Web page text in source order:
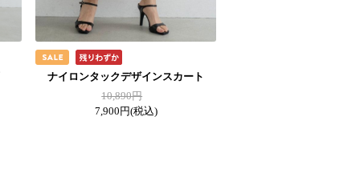
ナイロンタックデザインスカート
10,890円
7,900円(税込)